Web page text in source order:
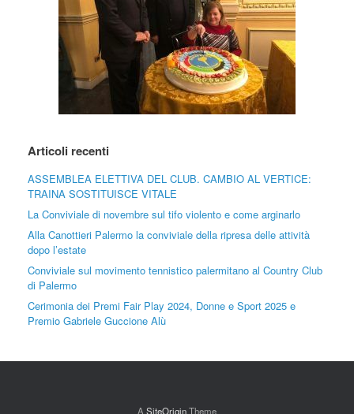
Articoli recenti
ASSEMBLEA ELETTIVA DEL CLUB. CAMBIO AL VERTICE:
TRAINA SOSTITUISCE VITALE
La Conviviale di novembre sul tifo violento e come arginarlo
Alla Canottieri Palermo la conviviale della ripresa delle attività
dopo l’estate
Conviviale sul movimento tennistico palermitano al Country Club
di Palermo
Cerimonia dei Premi Fair Play 2024, Donne e Sport 2025 e
Premio Gabriele Guccione Alù
A SiteOriginTheme